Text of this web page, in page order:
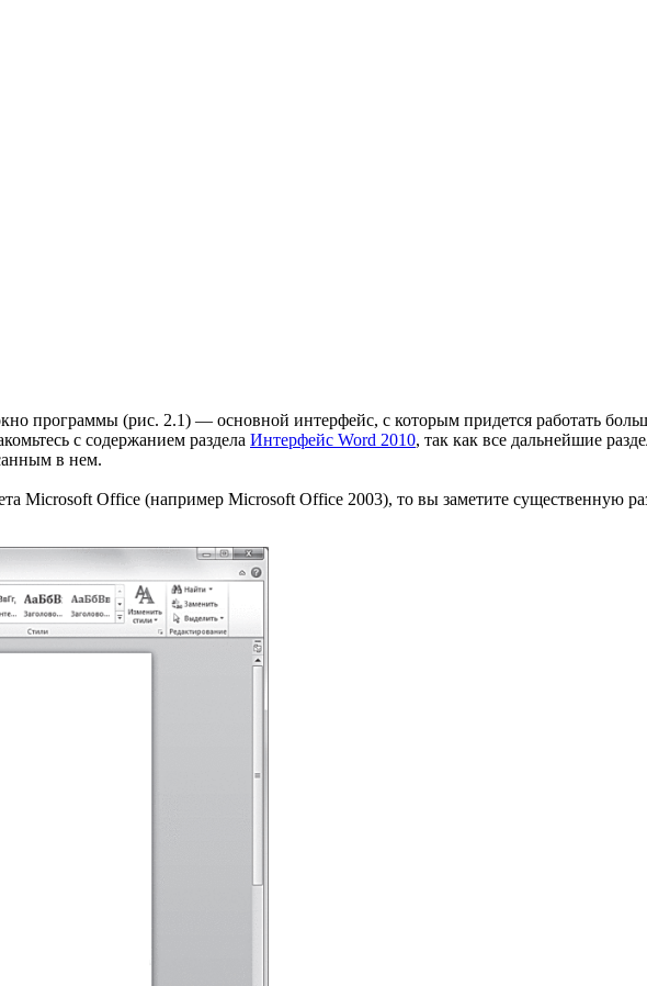
программы (рис. 2.1) — основной интерфейс, с которым придется работать
с содержанием раздела Интерфейс Word 2010, так как все дальнейшие
в нем.
Microsoft Office (например Microsoft Office 2003), то вы заметите существенную